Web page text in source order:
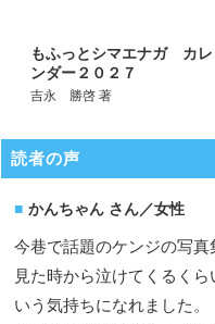
もふっとシマエナガ カレ
ンダー２０２７
吉永 勝啓 著
読者の声
かんちゃん さん／女性
今巷で話題のケンジの写
見た時から泣けてくるく
いう気持ちになれました。